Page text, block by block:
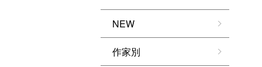
NEW
作家別